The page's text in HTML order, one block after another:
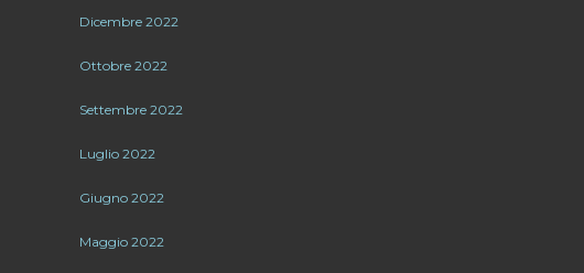
Dicembre 2022
Ottobre 2022
Settembre 2022
Luglio 2022
Giugno 2022
Maggio 2022